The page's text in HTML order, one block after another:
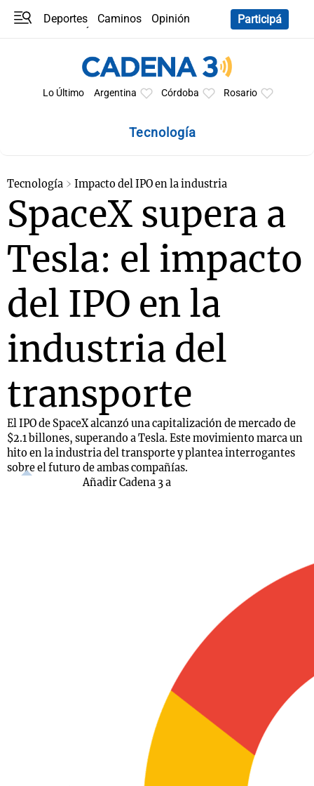
Deportes Caminos
Opinión
Participá
Lo Último Argentina Córdoba Rosario
Tecnología
Tecnología Impacto del IPO en la industria
SpaceX supera a
Tesla: el impacto
del IPO en la
industria del
transporte
El IPO de SpaceX alcanzó una capitalización de mercado de
$2.1 billones, superando a Tesla. Este movimiento marca un
hito en la industria del transporte y plantea interrogantes
sobre el futuro de ambas compañías.
Añadir Cadena 3 a
Mundial 2026
La Sole en
Cadena 3